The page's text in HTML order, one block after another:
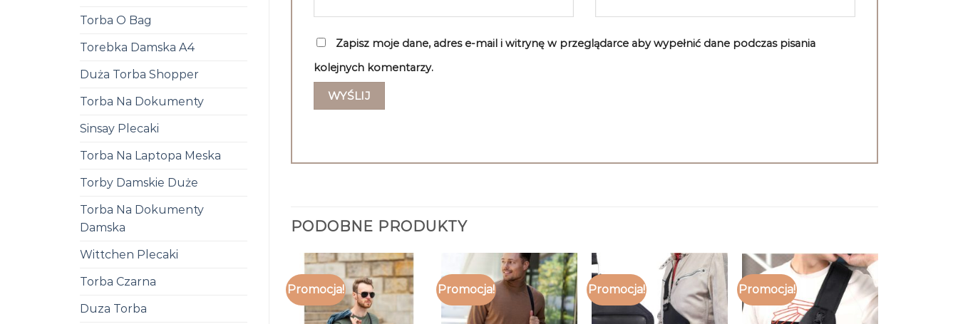
Torba O Bag
Torebka Damska A4
Duża Torba Shopper
Torba Na Dokumenty
Sinsay Plecaki
Torba Na Laptopa Meska
Torby Damskie Duże
Torba Na Dokumenty
Damska
Wittchen Plecaki
Torba Czarna
Duza Torba
Zapisz moje dane, adres e-mail i witrynę w przeglądarce aby wypełnić dane podczas pisania
kolejnych komentarzy.
PODOBNE PRODUKTY
Promocja! Promocja! Promocja! Promocja!